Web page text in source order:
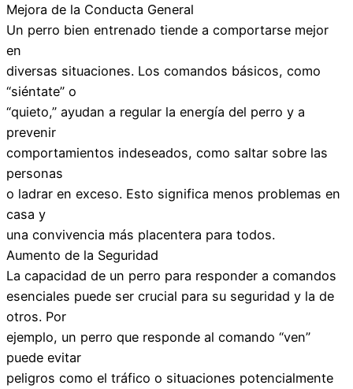
Mejora de la Conducta General
Un perro bien entrenado tiende a comportarse mejor
en
diversas situaciones. Los comandos básicos, como
“siéntate” o
“quieto,” ayudan a regular la energía del perro y a
prevenir
comportamientos indeseados, como saltar sobre las
personas
o ladrar en exceso. Esto significa menos problemas en
casa y
una convivencia más placentera para todos.
Aumento de la Seguridad
La capacidad de un perro para responder a comandos
esenciales puede ser crucial para su seguridad y la de
otros. Por
ejemplo, un perro que responde al comando “ven”
puede evitar
peligros como el tráfico o situaciones potencialmente